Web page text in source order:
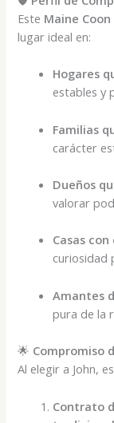
Este Maine
lugar ideal en:
Hogares
estables y
Familias
carácter
Dueños
valorar
Casas
curiosidad
Amantes
pura de la
🌟 Compromiso
Al elegir a John,
Contrato